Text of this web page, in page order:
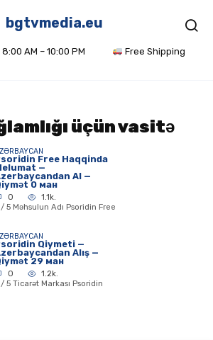
bgtvmedia.eu
AM – 10:00 PM Free Shipping
üçün vasitə
Free Haqqinda
—
Al —
0 ман
0
1.1k.
5 Məhsulun Adı Psoridin Free
Qiymeti —
Alış —
29 ман
0
1.2k.
5 Ticarət Markası Psoridin